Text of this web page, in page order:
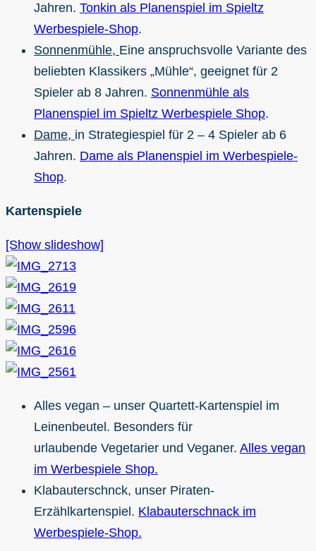
Jahren. Tonkin als Planenspiel im Spieltz
Werbespiele-Shop.
Sonnenmühle, Eine anspruchsvolle Variante des
beliebten Klassikers „Mühle“, geeignet für 2
Spieler ab 8 Jahren. Sonnenmühle als
Planenspiel im Spieltz Werbespiele Shop.
Dame, in Strategiespiel für 2 – 4 Spieler ab 6
Jahren. Dame als Planenspiel im Werbespiele-
Shop.
Kartenspiele
[Show slideshow]
Alles vegan – unser Quartett-Kartenspiel im
Leinenbeutel. Besonders für
urlaubende Vegetarier und Veganer. Alles vegan
im Werbespiele Shop.
Klabauterschnck, unser Piraten-
Erzählkartenspiel. Klabauterschnack im
Werbespiele-Shop.